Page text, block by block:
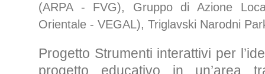
(ARPA - FVG), Gruppo di Azione
Orientale - VEGAL), Triglavski Narodni
Progetto Strumenti interattivi per
progetto educativo in un’area